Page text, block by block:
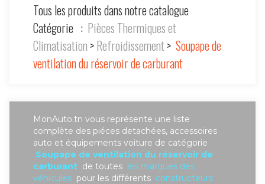
Tous les produits dans notre catalogue
Catégorie : Pièces Thermiques et
Climatisation >Refroidissement> Soupape de
ventilation du réservoir de carburant
MonAuto.tn vous représente une liste
complète des piéces detachées, accessoires
auto et équipements voiture de catégorie
Soupape de ventilation du réservoir de
carburant de toutes les marques des
véhicules pour les différents constructeurs